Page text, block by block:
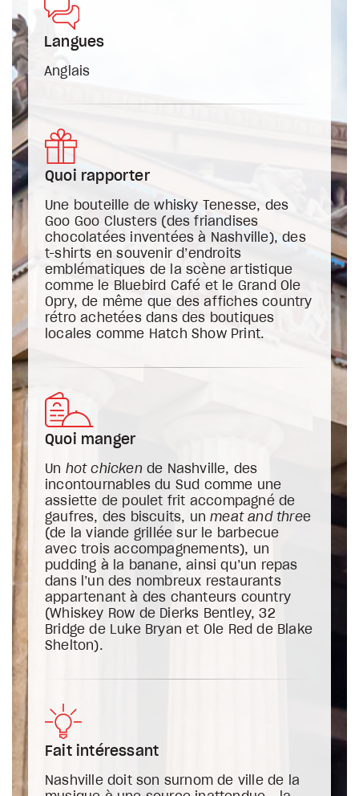
Langues
Anglais
Quoi rapporter
Une bouteille de whisky Tenesse, des
Goo Goo Clusters (des friandises
chocolatées inventées à Nashville), des
t-shirts en souvenir d’endroits
emblématiques de la scène artistique
comme le Bluebird Café et le Grand Ole
Opry, de même que des affiches country
rétro achetées dans des boutiques
locales comme Hatch Show Print.
Quoi manger
Un hot chickende Nashville, des
incontournables du Sud comme une
assiette de poulet frit accompagné de
gaufres, des biscuits, unmeat and three
(de la viande grillée sur le barbecue
avec trois accompagnements), un
pudding à la banane, ainsi qu’un repas
dans l’un des nombreux restaurants
appartenant à des chanteurs country
(Whiskey Row de Dierks Bentley, 32
Bridge de Luke Bryan et Ole Red de Blake
Shelton).
Fait intéressant
Nashville doit son surnom de ville de la